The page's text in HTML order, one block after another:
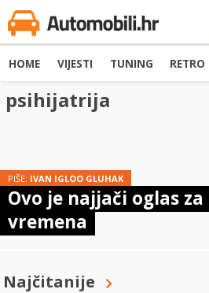
HOME VIJESTI TUNING RETRO
psihijatrija
PIŠE: IVAN IGLOO GLUHAK
Ovo je najjači oglas
vremena
Najčitanije